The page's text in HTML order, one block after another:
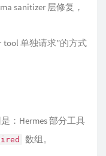
sanitizer 层修复，
tool 单独请求”的方式
：Hermes 部分工具
数组。